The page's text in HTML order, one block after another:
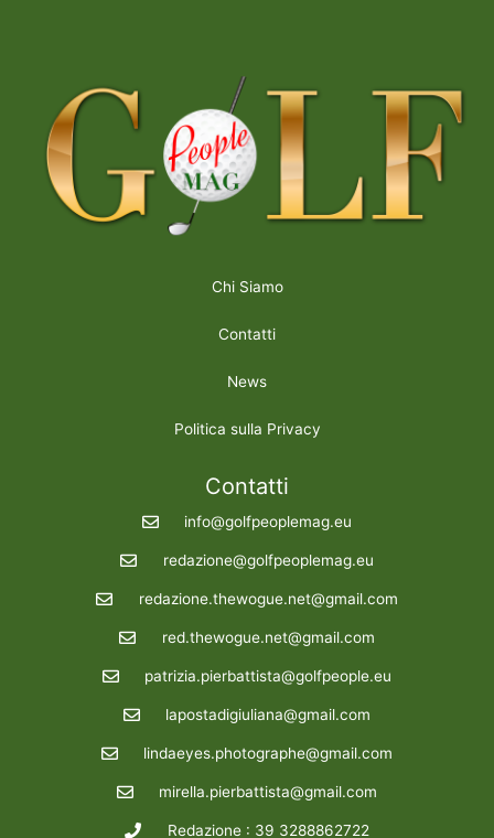
Chi Siamo
Contatti
News
Politica sulla Privacy
Contatti
info@golfpeoplemag.eu
redazione@golfpeoplemag.eu
redazione.thewogue.net@gmail.com
red.thewogue.net@gmail.com
patrizia.pierbattista@golfpeople.eu
lapostadigiuliana@gmail.com
lindaeyes.photographe@gmail.com
mirella.pierbattista@gmail.com
Redazione : 39 3288862722